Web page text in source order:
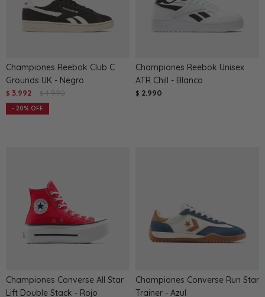
Championes Reebok Club C
Grounds UK - Negro
$ 3.992 $ 4.990
20
Championes Reebok Unisex
ATR Chill - Blanco
$ 2.990
Championes Converse All Star
Lift Double Stack - Rojo
Championes Converse Run Star
Trainer - Azul